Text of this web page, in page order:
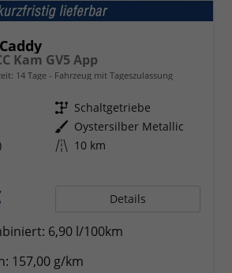
Kam GV5 App
14 Tage Fahrzeug mit Tageszulassung
Getriebe Schaltgetriebe
Außenfarbe Oystersilber Metallic
Kilometerstand 10 km
Details
6,90 l/100km
157,00 g/km